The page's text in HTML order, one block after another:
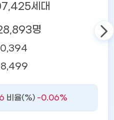
세대
명
비율(%) -0.06%